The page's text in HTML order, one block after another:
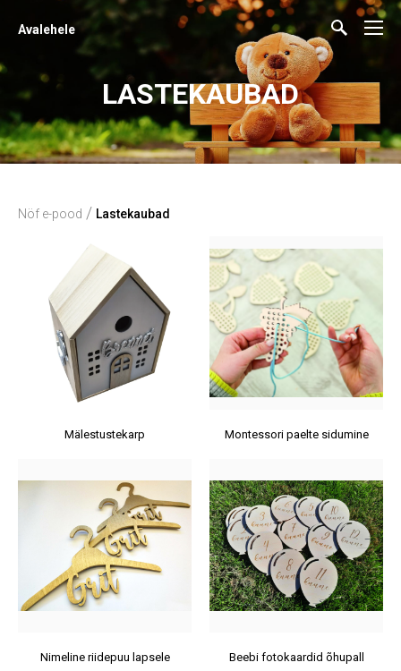
Avalehele
LASTEKAUBAD
Nöf e-pood / Lastekaubad
Mälestustekarp Montessori paelte sidumine
Nimeline riidepuu lapsele Beebi fotokaardid õhupall